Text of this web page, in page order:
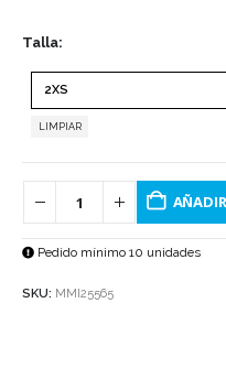
Talla
LIMPIAR
Pedido mínimo 10 unidades
SKU: MMI25565